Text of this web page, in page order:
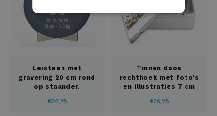
Leisteen met
gravering 20 cm rond
op staander.
€24,95
Tinnen doos
rechthoek met foto's
en illustraties 7 cm
€26,95